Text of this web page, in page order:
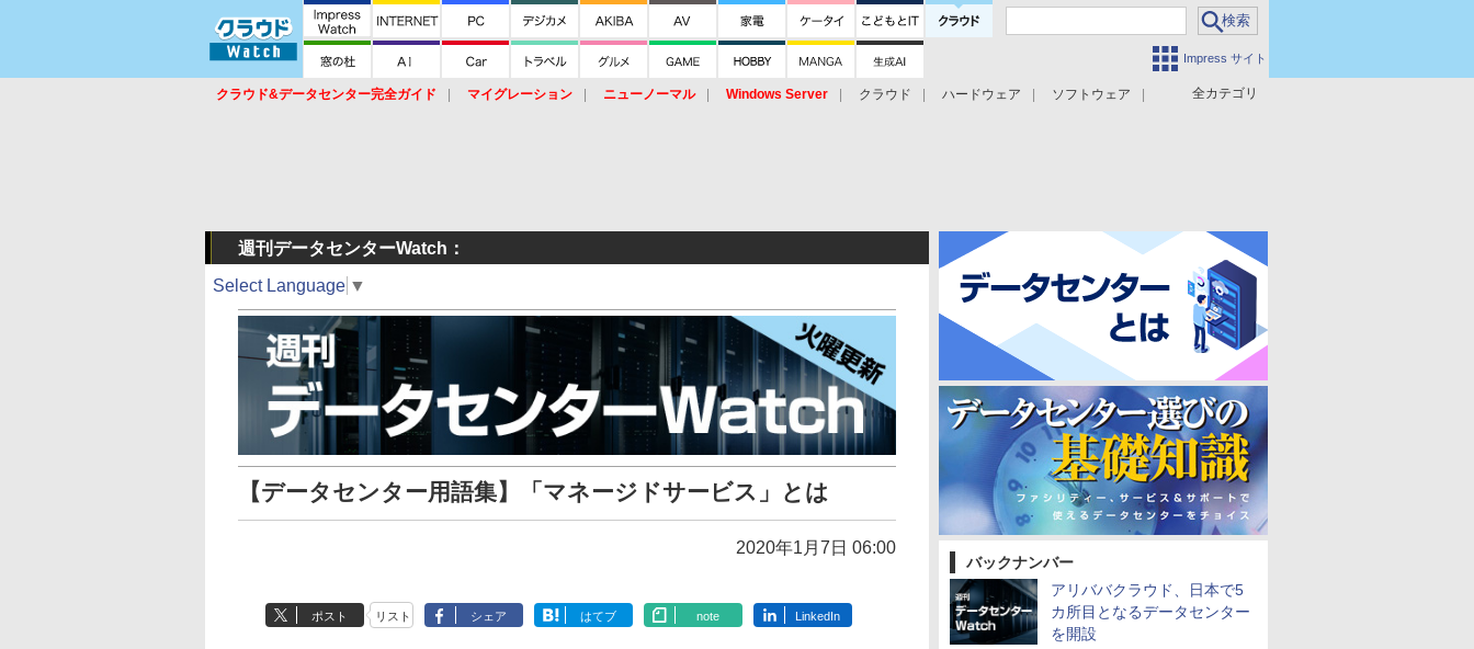
Impress サイト
全カテゴリ
クラウド&データセンター完全ガイド マイグレーション ニューノーマル Windows Server クラウド ハードウェア
ソフトウェア
バックナンバー
アリババクラウド、日本で5
カ所目となるデータセンター
を開設
週刊データセンターWatch：
Select Language ▼
【データセンター用語集】「マネージドサービス」とは
2020年1月7日 06:00
ポスト リスト シェア はてブ note LinkedIn